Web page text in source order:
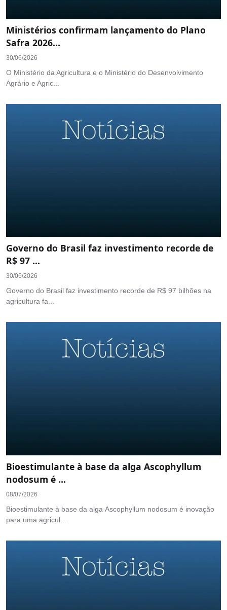
Ministérios confirmam lançamento do Plano
Safra 2026...
30/06/2026
O Ministério da Agricultura e o Ministério do Desenvolvimento
Agrário e Agric...
Governo do Brasil faz investimento recorde de
R$ 97 ...
30/06/2026
Governo do Brasil faz investimento recorde de R$ 97 bilhões na
agricultura fa...
Bioestimulante à base da alga Ascophyllum
nodosum é ...
08/07/2026
Bioestimulante à base da alga Ascophyllum nodosum é inovação
para uma agricul...